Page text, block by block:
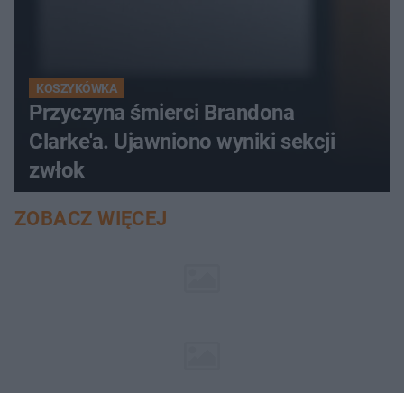
KOSZYKÓWKA
Przyczyna śmierci Brandona
Clarke'a. Ujawniono wyniki sekcji
zwłok
ZOBACZ WIĘCEJ